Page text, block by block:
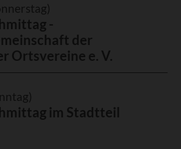
-
der
Ortsvereine e. V.
im Stadtteil